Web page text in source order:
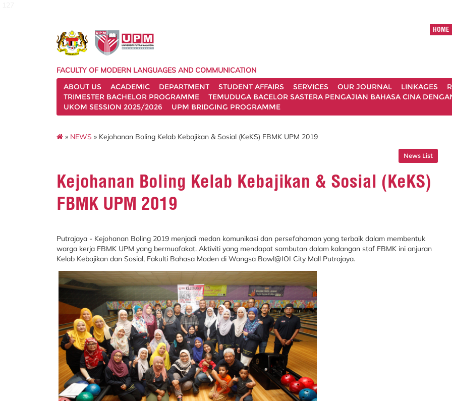
HOME
FACULTY OF MODERN LANGUAGES AND COMMUNICATION
ABOUT US
ACADEMIC DEPARTMENT STUDENT AFFAIRS SERVICES OUR JOURNAL LINKAGES
TRIMESTER BACHELOR PROGRAMME
TEMUDUGA BACELOR SASTERA PENGAJIAN BAHASA CINA
UKOM SESSION 2025/2026
UPM BRIDGING PROGRAMME
» NEWS » Kejohanan Boling Kelab Kebajikan & Sosial (KeKS) FBMK UPM 2019
News List
Kejohanan Boling Kelab Kebajikan & Sosial (KeKS)
FBMK UPM 2019
Putrajaya - Kejohanan Boling 2019 menjadi medan komunikasi dan persefahaman yang terbaik dalam membentuk
warga kerja FBMK UPM yang bermuafakat. Aktiviti yang mendapat sambutan dalam kalangan staf FBMK ini anjuran
Kelab Kebajikan dan Sosial, Fakulti Bahasa Moden di Wangsa Bowl@IOI City Mall Putrajaya.